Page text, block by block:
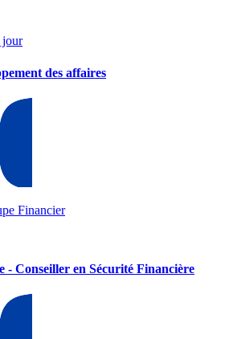
jour
des affaires
Financier
- Conseiller en Sécurité Financière